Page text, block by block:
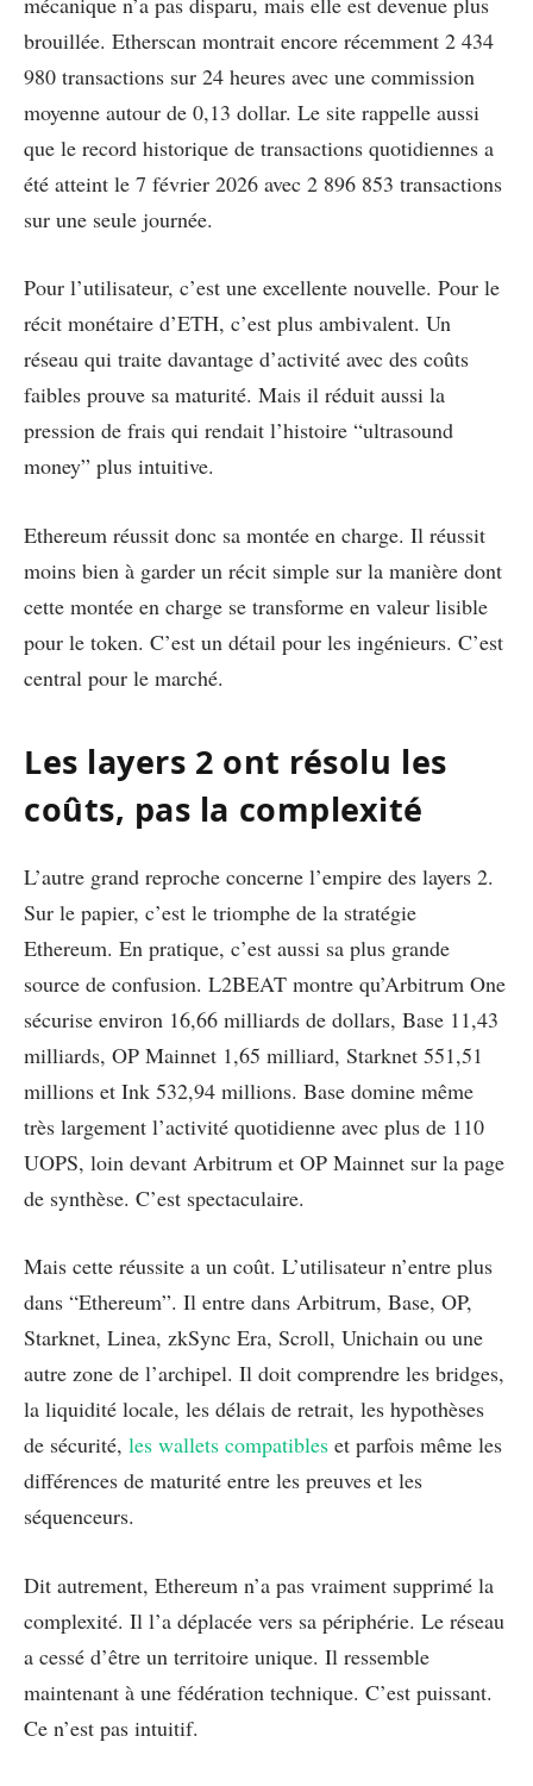
brouillée. Etherscan montrait encore récemment 2 434
980 transactions sur 24 heures avec une commission
moyenne autour de 0,13 dollar. Le site rappelle aussi
que le record historique de transactions quotidiennes a
été atteint le 7 février 2026 avec 2 896 853 transactions
sur une seule journée.
Pour l’utilisateur, c’est une excellente nouvelle. Pour le
récit monétaire d’ETH, c’est plus ambivalent. Un
réseau qui traite davantage d’activité avec des coûts
faibles prouve sa maturité. Mais il réduit aussi la
pression de frais qui rendait l’histoire “ultrasound
money” plus intuitive.
Ethereum réussit donc sa montée en charge. Il réussit
moins bien à garder un récit simple sur la manière dont
cette montée en charge se transforme en valeur lisible
pour le token. C’est un détail pour les ingénieurs. C’est
central pour le marché.
Les layers 2 ont résolu les
coûts, pas la complexité
L’autre grand reproche concerne l’empire des layers 2.
Sur le papier, c’est le triomphe de la stratégie
Ethereum. En pratique, c’est aussi sa plus grande
source de confusion. L2BEAT montre qu’Arbitrum One
sécurise environ 16,66 milliards de dollars, Base 11,43
milliards, OP Mainnet 1,65 milliard, Starknet 551,51
millions et Ink 532,94 millions. Base domine même
très largement l’activité quotidienne avec plus de 110
UOPS, loin devant Arbitrum et OP Mainnet sur la page
de synthèse. C’est spectaculaire.
Mais cette réussite a un coût. L’utilisateur n’entre plus
dans “Ethereum”. Il entre dans Arbitrum, Base, OP,
Starknet, Linea, zkSync Era, Scroll, Unichain ou une
autre zone de l’archipel. Il doit comprendre les bridges,
la liquidité locale, les délais de retrait, les hypothèses
de sécurité, les wallets compatibles et parfois même les
différences de maturité entre les preuves et les
séquenceurs.
Dit autrement, Ethereum n’a pas vraiment supprimé la
complexité. Il l’a déplacée vers sa périphérie. Le réseau
a cessé d’être un territoire unique. Il ressemble
maintenant à une fédération technique. C’est puissant.
Ce n’est pas intuitif.